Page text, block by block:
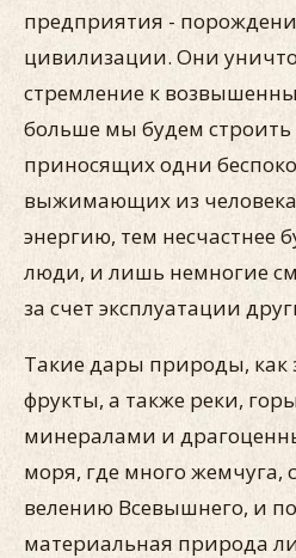
предприятия -
цивилизации. Они
стремление к
больше мы будем
приносящих одни
выжимающих из
энергию, тем несчастнее
люди, и лишь немногие
за счет эксплуатации
Такие дары природы, как
фрукты, а также реки,
минералами и
моря, где много жемчуга,
велению Всевышнего, и
материальная природа